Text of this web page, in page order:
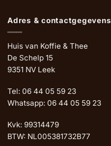
Adres & contactgegevens
Huis van Koffie & Thee
De Schelp 15
9351 NV Leek
Tel: 06 44 05 59 23
Whatsapp: 06 44 05 59 23
Kvk: 99314479
BTW: NL005381732B77